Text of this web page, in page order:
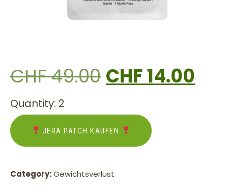
CHF49.00CHF14.00
Quantity: 2
JERA PATCH KAUFEN
Category:Gewichtsverlust